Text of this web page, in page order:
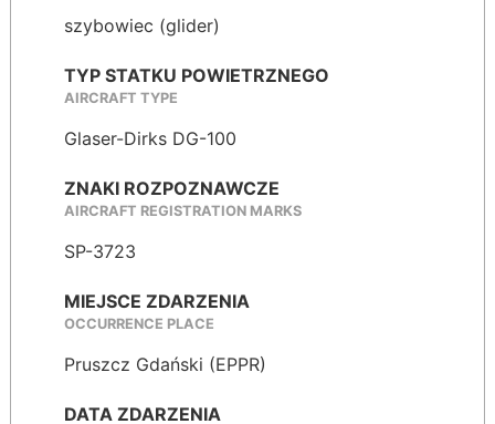
szybowiec (glider)
TYP STATKU POWIETRZNEGO
AIRCRAFT TYPE
Glaser-Dirks DG-100
ZNAKI ROZPOZNAWCZE
AIRCRAFT REGISTRATION MARKS
SP-3723
MIEJSCE ZDARZENIA
OCCURRENCE PLACE
Pruszcz Gdański (EPPR)
DATA ZDARZENIA